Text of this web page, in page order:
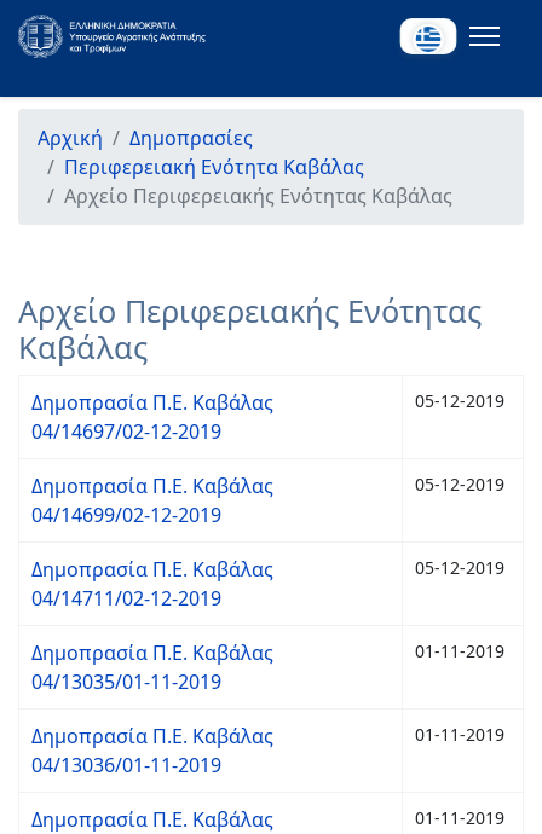
Αρχική
Δημοπρασίες
Περιφερειακή Ενότητα Καβάλας
Αρχείο Περιφερειακής Ενότητας Καβάλας
Αρχείο Περιφερειακής Ενότητας
Καβάλας
Δημοπρασία Π.Ε. Καβάλας
04/14697/02-12-2019
05-12-2019
Δημοπρασία Π.Ε. Καβάλας
04/14699/02-12-2019
05-12-2019
Δημοπρασία Π.Ε. Καβάλας
04/14711/02-12-2019
05-12-2019
Δημοπρασία Π.Ε. Καβάλας
04/13035/01-11-2019
01-11-2019
Δημοπρασία Π.Ε. Καβάλας
04/13036/01-11-2019
01-11-2019
Δημοπρασία Π.Ε. Καβάλας
01-11-2019